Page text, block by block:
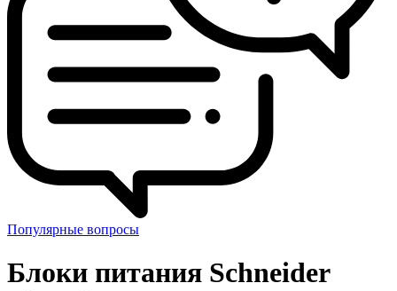
Популярные вопросы
Блоки питания Schneider